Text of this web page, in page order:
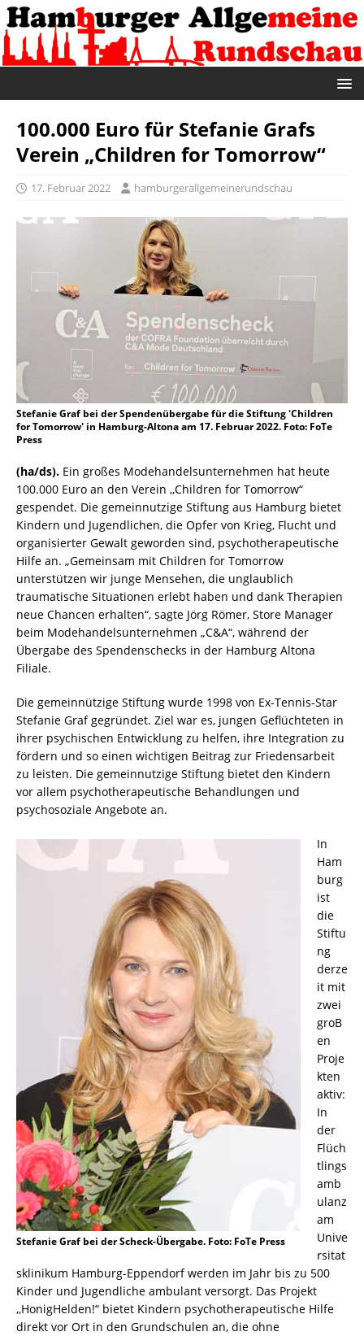
100.000 Euro für Stefanie Grafs
Verein „Children for Tomorrow“
17. Februar 2022 hamburgerallgemeinerundschau
Stefanie Graf bei der Spendenübergabe für die Stiftung 'Children
for Tomorrow' in Hamburg-Altona am 17. Februar 2022. Foto: FoTe
Press
(ha/ds). Ein großes Modehandelsunternehmen hat heute
100.000 Euro an den Verein ,,Children for Tomorrow“
gespendet. Die gemeinnutzige Stiftung aus Hamburg bietet
Kindern und Jugendlichen, die Opfer von Krieg, Flucht und
organisierter Gewalt geworden sind, psychotherapeutische
Hilfe an. „Gemeinsam mit Children for Tomorrow
unterstützen wir junge Mensehen, die unglaublich
traumatische Situationen erlebt haben und dank Therapien
neue Chancen erhalten“, sagte Jörg Römer, Store Manager
beim Modehandelsunternehmen „C&A“, während der
Übergabe des Spendenschecks in der Hamburg Altona
Filiale.
Die gemeinnützige Stiftung wurde 1998 von Ex-Tennis-Star
Stefanie Graf gegründet. Ziel war es, jungen Geflüchteten in
ihrer psychischen Entwicklung zu helfen, ihre Integration zu
fördern und so einen wichtigen Beitrag zur Friedensarbeit
zu leisten. Die gemeinnutzige Stiftung bietet den Kindern
vor allem psychotherapeutische Behandlungen und
psychosoziale Angebote an.
Stefanie Graf bei der Scheck-Übergabe. Foto: FoTe Press
In
Ham
burg
ist
die
Stiftu
ng
derze
it mit
zwei
groB
en
Proje
kten
aktiv:
In
der
Flüch
tlings
amb
ulanz
am
Unive
rsitat
sklinikum Hamburg-Eppendorf werden im Jahr bis zu 500
Kinder und Jugendliche ambulant versorgt. Das Projekt
,,HonigHelden!“ bietet Kindern psychotherapeutische Hilfe
direkt vor Ort in den Grundschulen an, die ohne